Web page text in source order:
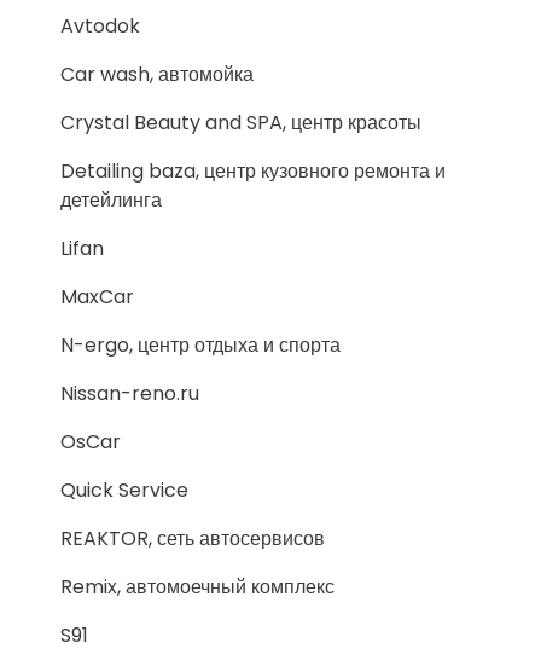
Avtodok
Car wash, автомойка
Crystal Beauty and SPA, центр красоты
Detailing baza, центр кузовного ремонта и
детейлинга
Lifan
MaxCar
N-ergo, центр отдыха и спорта
Nissan-reno.ru
OsCar
Quick Service
REAKTOR, сеть автосервисов
Remix, автомоечный комплекс
S91